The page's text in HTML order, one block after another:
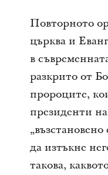
Повторното
църква и
в
разкрито от
пророците,
президенти
„възстановено
да изтъкне
такова,